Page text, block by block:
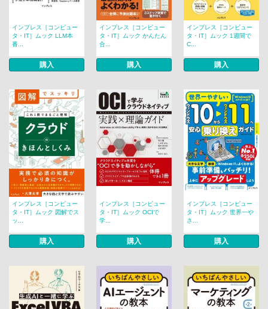
インプレス［コンピュー
タ・IT］ムック LLM本
番...
購入
インプレス［コンピュー
タ・IT］ムック かんたん
合...
購入
インプレス［コンピュー
タ・IT］ムック 1週間で
C...
購入
インプレス［コンピュー
タ・IT］ムック 図解でス
ッ...
購入
インプレス［コンピュー
タ・IT］ムック OCIで
学...
購入
インプレス［コンピュー
タ・IT］ムック 世界一や
さ...
購入